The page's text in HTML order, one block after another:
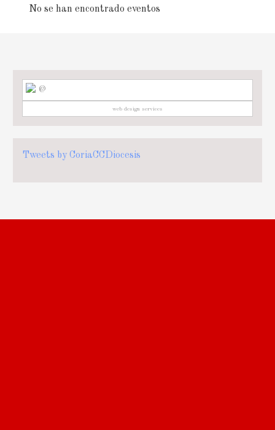
No se han encontrado eventos
@
web design services
Tweets by CoriaCCDiocesis